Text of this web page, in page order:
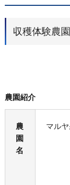
収穫体験農
農園紹介
農
園
名
マル